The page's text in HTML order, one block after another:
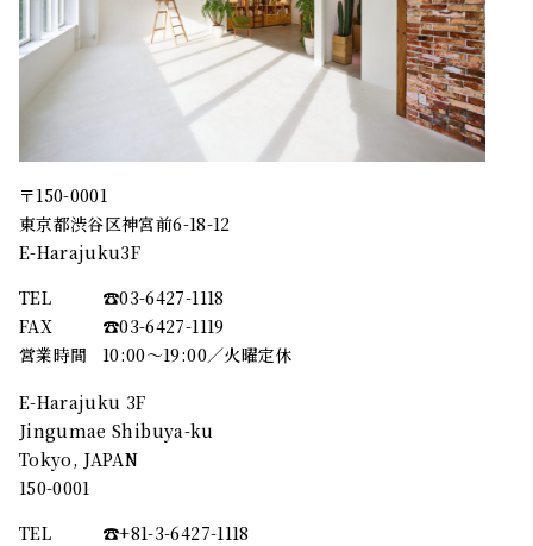
〒150-0001
東京都渋谷区神宮前6-18-12
E-Harajuku3F
TEL
☎︎03-6427-1118
FAX
☎︎03-6427-1119
営業時間
10:00～19:00／火曜定休
E-Harajuku 3F
Jingumae Shibuya-ku
Tokyo, JAPAN
150-0001
TEL
☎︎+81-3-6427-1118